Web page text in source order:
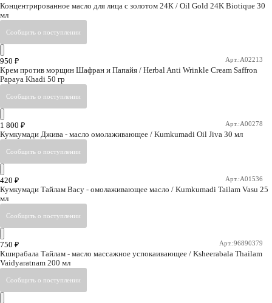
Концентрированное масло для лица с золотом 24К / Oil Gold 24K Biotique 30
мл
Арт.:A02213
950 ₽
Крем против морщин Шафран и Папайя / Herbal Anti Wrinkle Cream Saffron
Papaya Khadi 50 гр
Арт.:A00278
1 800 ₽
Кумкумади Джива - масло омолаживающее / Kumkumadi Oil Jiva 30 мл
Арт.:A01536
420 ₽
Кумкумади Тайлам Васу - омолаживающее масло / Kumkumadi Tailam Vasu 25
мл
Арт.:96890379
750 ₽
Кширабала Тайлам - масло массажное успокаивающее / Ksheerabala Thailam
Vaidyaratnam 200 мл